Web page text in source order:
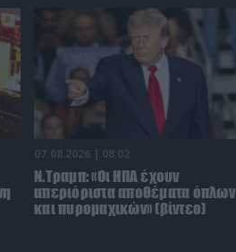
07.08.2026 | 08:02
Ν.Τραμπ: «Οι ΗΠΑ έχουν
απεριόριστα αποθέματα όπλων
και πυρομαχικών» (βίντεο)